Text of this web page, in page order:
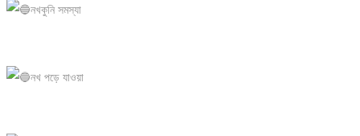
নখকুনি সমস্যা
নখ পড়ে যাওয়া